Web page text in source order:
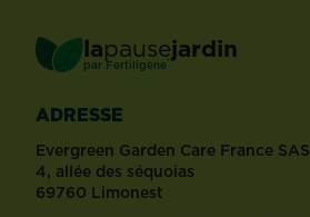
lapausejardin
par Fertiligène ®
ADRESSE
Evergreen Garden Care France SAS
4, allée des séquoias
69760 Limonest